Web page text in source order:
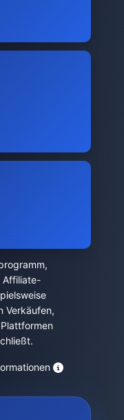
Affiliate-
Verkäufen,